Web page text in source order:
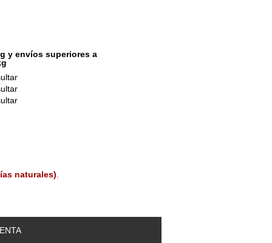
y envíos superiores a
naturales)